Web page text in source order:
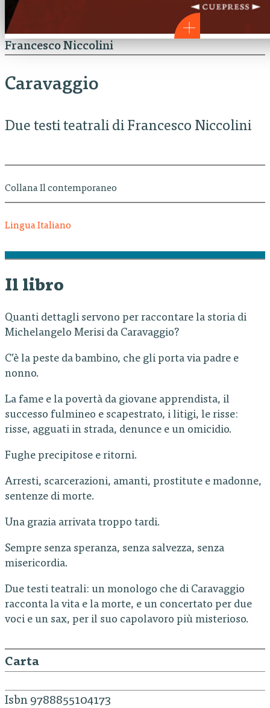
Francesco Niccolini
Caravaggio
Due testi teatrali di Francesco Niccolini
Collana Il contemporaneo
Lingua Italiano
Il libro
Quanti dettagli servono per raccontare la storia di
Michelangelo Merisi da Caravaggio?
C’è la peste da bambino, che gli porta via padre e
nonno.
La fame e la povertà da giovane apprendista, il
successo fulmineo e scapestrato, i litigi, le risse:
risse, agguati in strada, denunce e un omicidio.
Fughe precipitose e ritorni.
Arresti, scarcerazioni, amanti, prostitute e madonne,
sentenze di morte.
Una grazia arrivata troppo tardi.
Sempre senza speranza, senza salvezza, senza
misericordia.
Due testi teatrali: un monologo che di Caravaggio
racconta la vita e la morte, e un concertato per due
voci e un sax, per il suo capolavoro più misterioso.
Carta
Isbn 9788855104173